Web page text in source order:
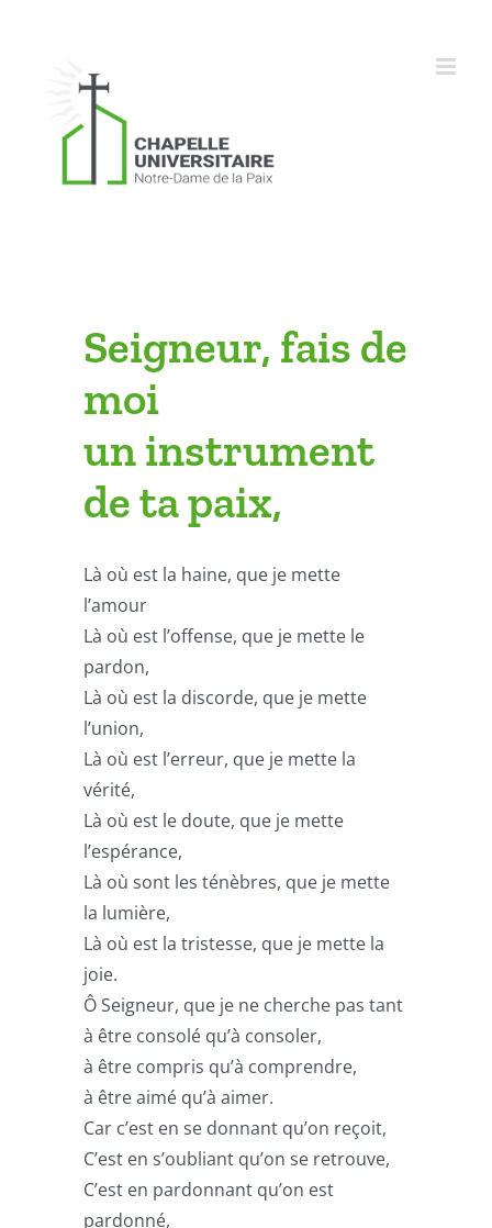
Seigneur, fais de
moi
un instrument
de ta paix,
Là où est la haine, que je mette
l’amour
Là où est l’offense, que je mette le
pardon,
Là où est la discorde, que je mette
l’union,
Là où est l’erreur, que je mette la
vérité,
Là où est le doute, que je mette
l’espérance,
Là où sont les ténèbres, que je mette
la lumière,
Là où est la tristesse, que je mette la
joie.
Ô Seigneur, que je ne cherche pas tant
à être consolé qu’à consoler,
à être compris qu’à comprendre,
à être aimé qu’à aimer.
Car c’est en se donnant qu’on reçoit,
C’est en s’oubliant qu’on se retrouve,
C’est en pardonnant qu’on est
pardonné,